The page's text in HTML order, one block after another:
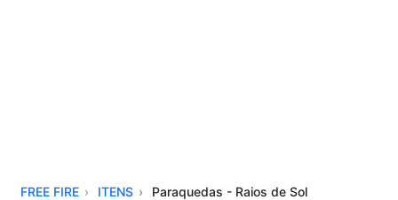
FREE FIRE ITENS Paraquedas - Raios de Sol